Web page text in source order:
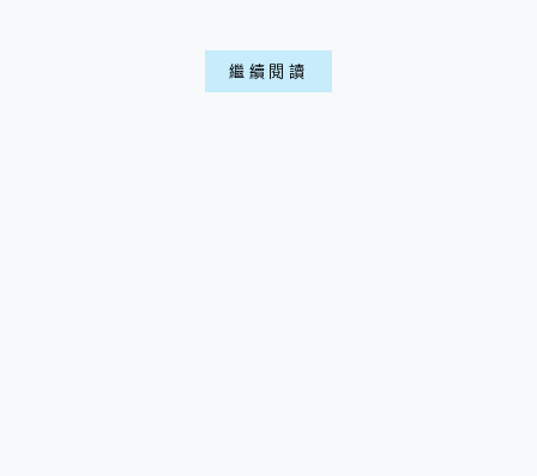
位，剛好從台東回花蓮路上經過，聽朋友推薦必吃
的關山美食，儘管冰淇淋是好吃，可惜價格真的不
繼續閱讀